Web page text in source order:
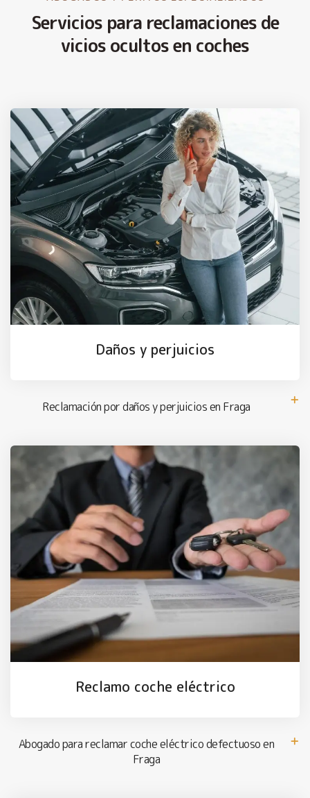
Servicios para reclamaciones de
vicios ocultos en coches
Daños y perjuicios
Reclamación por daños y perjuicios en Fraga
Reclamo coche eléctrico
Abogado para reclamar coche eléctrico defectuoso en
Fraga